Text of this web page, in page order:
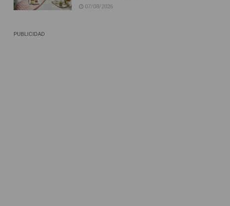
07/08/2026
PUBLICIDAD